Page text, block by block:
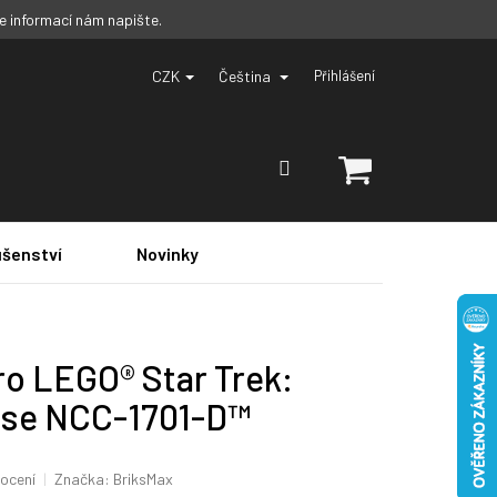
informací nám napište.
CZK Čeština Přihlášení
KOŠÍK
Novinky
LEGO® Star Trek:
NCC-1701-D™
Značka: BriksMax